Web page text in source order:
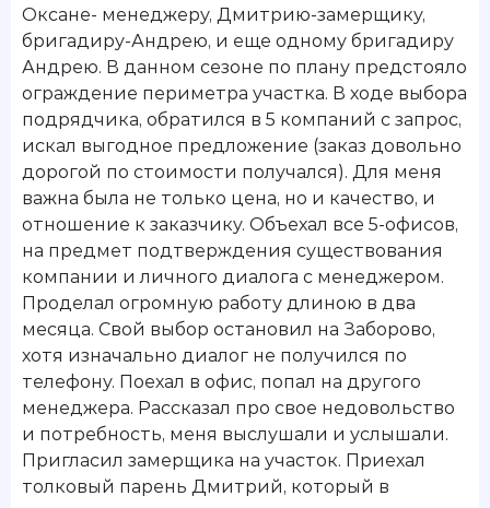
Оксане- менеджеру, Дмитрию-замерщику,
бригадиру-Андрею, и еще одному бригадиру
Андрею. В данном сезоне по плану предстояло
ограждение периметра участка. В ходе выбора
подрядчика, обратился в 5 компаний с запрос,
искал выгодное предложение (заказ довольно
дорогой по стоимости получался). Для меня
важна была не только цена, но и качество, и
отношение к заказчику. Объехал все 5-офисов,
на предмет подтверждения существования
компании и личного диалога с менеджером.
Проделал огромную работу длиною в два
месяца. Свой выбор остановил на Заборово,
хотя изначально диалог не получился по
телефону. Поехал в офис, попал на другого
менеджера. Рассказал про свое недовольство
и потребность, меня выслушали и услышали.
Пригласил замерщика на участок. Приехал
толковый парень Дмитрий, который в